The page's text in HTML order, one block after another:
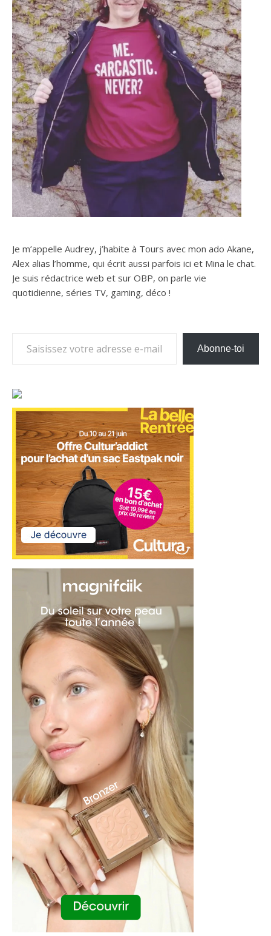
Je m’appelle Audrey, j’habite à Tours avec mon ado Akane,
Alex alias l’homme, qui écrit aussi parfois ici et Mina le chat.
Je suis rédactrice web et sur OBP, on parle vie
quotidienne, séries TV, gaming, déco !
Abonne-toi